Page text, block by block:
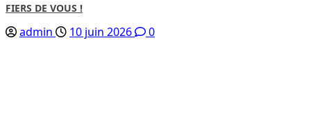
FIERS DE VOUS !
admin 10 juin 2026 0